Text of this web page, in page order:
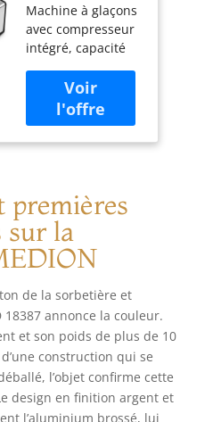
Machine à
yaourt, 1,5
litre, 150 Watt,
MD 18387
Machine à glaçons
avec compresseur
intégré, capacité
glaçons en
aluminium, plage
de température de
-18°C et -35°C, et
1,5 litre : le très
grand récipient en
aluminium (avec
revêtement
antiadhésif) vous
permet de
préparer de la
glace pour toute
votre famille.
Personnalisable :
mélangez les
ingrédients de
premières
sur la
de la sorbetière et
annonce la couleur.
et son poids de plus de 10
construction qui se
l’objet confirme cette
design en finition argent et
l’aluminium brossé, lui